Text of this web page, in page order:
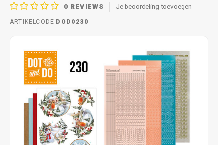
0 REVIEWS Je beoordeling toevoegen
ARTIKELCODE DODO230